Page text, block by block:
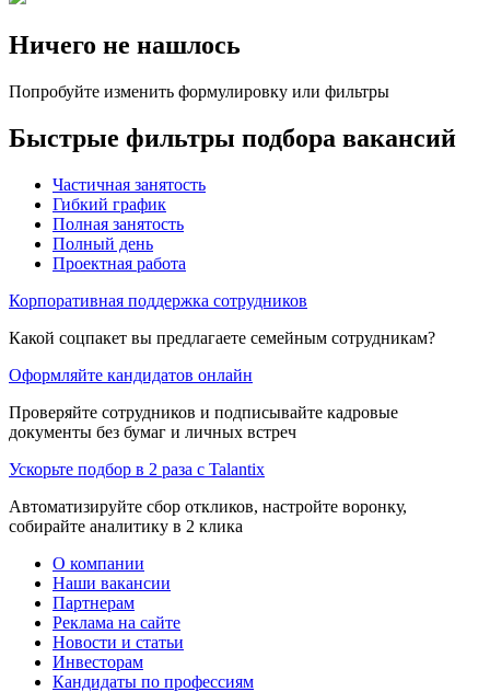
Ничего не нашлось
Попробуйте изменить формулировку или фильтры
Быстрые фильтры подбора вакансий
Частичная занятость
Гибкий график
Полная занятость
Полный день
Проектная работа
Корпоративная поддержка сотрудников
Какой соцпакет вы предлагаете семейным сотрудникам?
Оформляйте кандидатов онлайн
Проверяйте сотрудников и подписывайте кадровые
документы без бумаг и личных встреч
Ускорьте подбор в 2 раза с Talantix
Автоматизируйте сбор откликов, настройте воронку,
собирайте аналитику в 2 клика
О компании
Наши вакансии
Партнерам
Реклама на сайте
Новости и статьи
Инвесторам
Кандидаты по профессиям